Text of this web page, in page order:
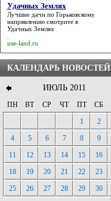
Удачных Землях
Лучшие дачи по Горьковскому
напрявлению смотрите в
Удачных Землях
use-land.ru
КАЛЕНДАРЬ НОВОСТЕЙ
ИЮЛЬ 2011
ПН ВТ СР ЧТ ПТ СБ
1
2
4
5 6 7 8 9
11
12 13 14 15 16
18
19 20 21 22 23
25
26 27 28 29 30